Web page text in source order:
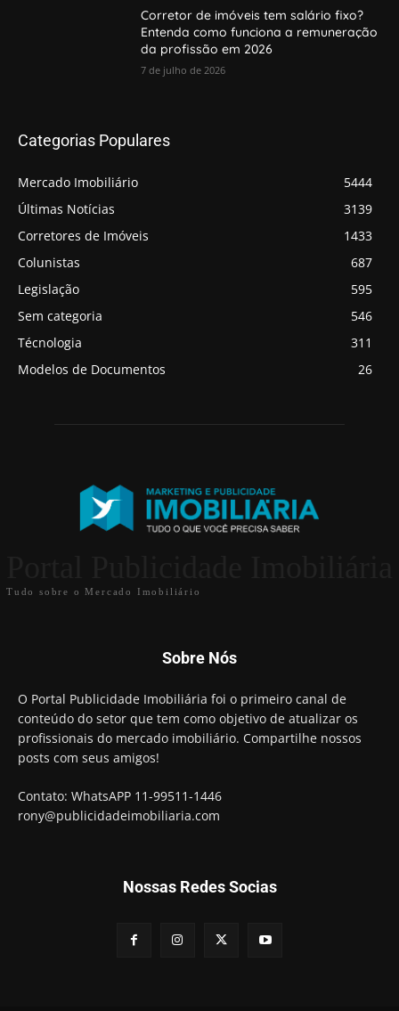
Corretor de imóveis tem salário fixo?
Entenda como funciona a remuneração
da profissão em 2026
7 de julho de 2026
Categorias Populares
Mercado Imobiliário
5444
Últimas Notícias
3139
Corretores de Imóveis
1433
Colunistas
687
Legislação
595
Sem categoria
546
Técnologia
311
Modelos de Documentos
26
Tudo sobre o Mercado Imobiliário
Sobre Nós
O Portal Publicidade Imobiliária foi o primeiro canal de
conteúdo do setor que tem como objetivo de atualizar os
profissionais do mercado imobiliário. Compartilhe nossos
posts com seus amigos!
Contato: WhatsAPP 11-99511-1446
rony@publicidadeimobiliaria.com
Nossas Redes Socias